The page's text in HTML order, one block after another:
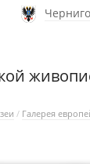
/ Галерея